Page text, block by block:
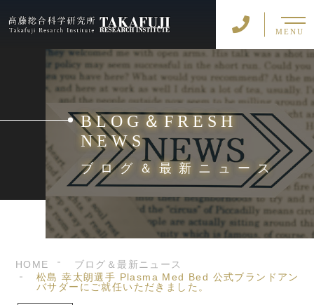
MENU
BLOG＆FRESH
NEWS
ブログ＆最新ニュース
HOME
ブログ＆最新ニュース
松島 幸太朗選手 Plasma Med Bed 公式ブランドアン
バサダーにご就任いただきました。